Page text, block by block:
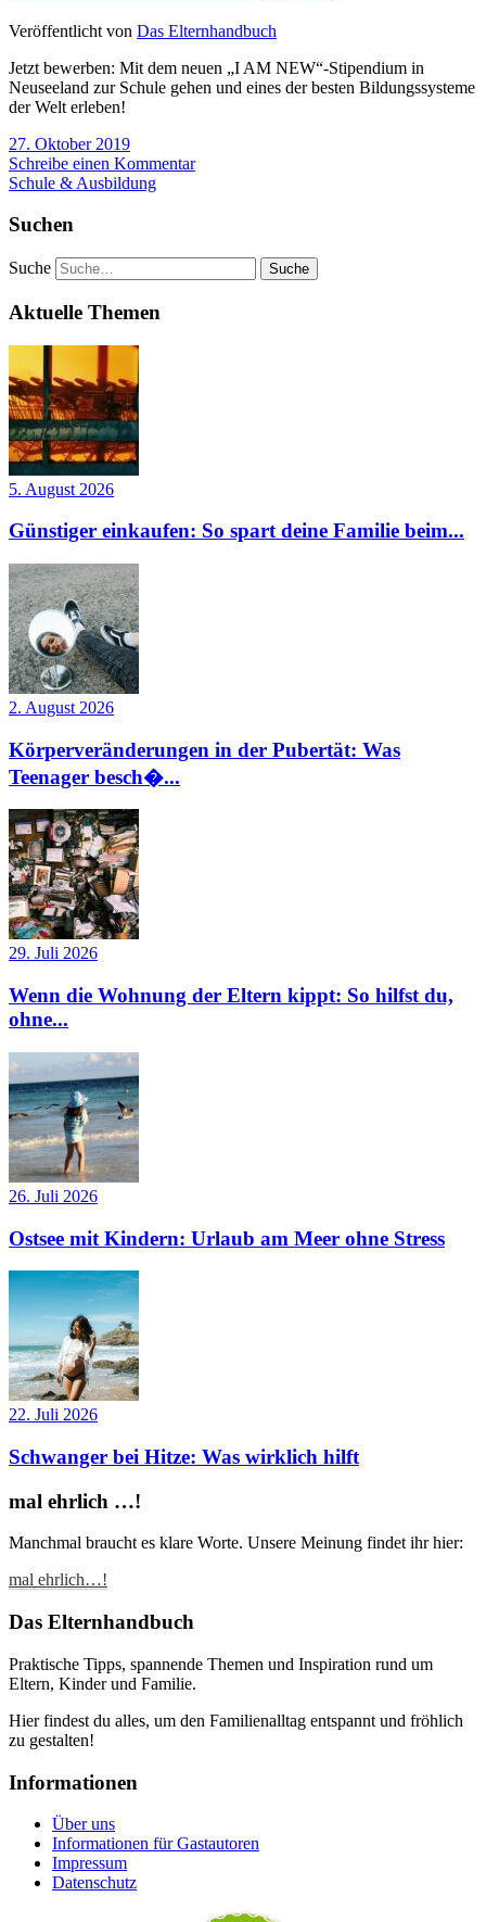
Veröffentlicht von Das Elternhandbuch
Jetzt bewerben: Mit dem neuen „I AM NEW“-Stipendium in
Neuseeland zur Schule gehen und eines der besten Bildungssysteme
der Welt erleben!
27. Oktober 2019
Schreibe einen Kommentar
Schule & Ausbildung
Suchen
Suche
Aktuelle Themen
5. August 2026
Günstiger einkaufen: So spart deine Familie beim...
2. August 2026
Körperveränderungen in der Pubertät: Was
Teenager besch�...
29. Juli 2026
Wenn die Wohnung der Eltern kippt: So hilfst du,
ohne...
26. Juli 2026
Ostsee mit Kindern: Urlaub am Meer ohne Stress
22. Juli 2026
Schwanger bei Hitze: Was wirklich hilft
mal ehrlich …!
Manchmal braucht es klare Worte. Unsere Meinung findet ihr hier:
mal ehrlich…!
Das Elternhandbuch
Praktische Tipps, spannende Themen und Inspiration rund um
Eltern, Kinder und Familie.
Hier findest du alles, um den Familienalltag entspannt und fröhlich
zu gestalten!
Informationen
Über uns
Informationen für Gastautoren
Impressum
Datenschutz